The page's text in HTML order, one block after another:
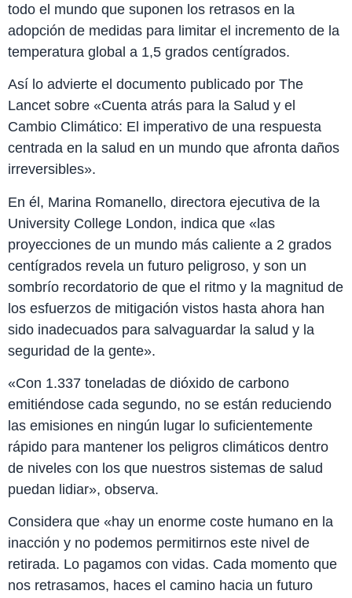
todo el mundo que suponen los retrasos en la
adopción de medidas para limitar el incremento de la
temperatura global a 1,5 grados centígrados.
Así lo advierte el documento publicado por The
Lancet sobre «Cuenta atrás para la Salud y el
Cambio Climático: El imperativo de una respuesta
centrada en la salud en un mundo que afronta daños
irreversibles».
En él, Marina Romanello, directora ejecutiva de la
University College London, indica que «las
proyecciones de un mundo más caliente a 2 grados
centígrados revela un futuro peligroso, y son un
sombrío recordatorio de que el ritmo y la magnitud de
los esfuerzos de mitigación vistos hasta ahora han
sido inadecuados para salvaguardar la salud y la
seguridad de la gente».
«Con 1.337 toneladas de dióxido de carbono
emitiéndose cada segundo, no se están reduciendo
las emisiones en ningún lugar lo suficientemente
rápido para mantener los peligros climáticos dentro
de niveles con los que nuestros sistemas de salud
puedan lidiar», observa.
Considera que «hay un enorme coste humano en la
inacción y no podemos permitirnos este nivel de
retirada. Lo pagamos con vidas. Cada momento que
nos retrasamos, haces el camino hacia un futuro